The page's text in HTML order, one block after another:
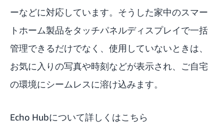
ーなどに対応しています。そうした家中のスマー
トホーム製品をタッチパネルディスプレイで一括
管理できるだけでなく、使用していないときは、
お気に入りの写真や時刻などが表示され、ご自宅
の環境にシームレスに溶け込みます。
Echo Hubについて詳しくはこちら